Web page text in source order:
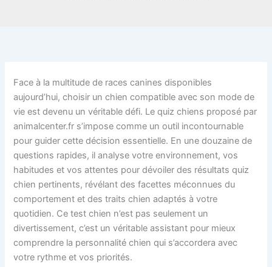
Face à la multitude de races canines disponibles
aujourd’hui, choisir un chien compatible avec son mode de
vie est devenu un véritable défi. Le quiz chiens proposé par
animalcenter.fr s’impose comme un outil incontournable
pour guider cette décision essentielle. En une douzaine de
questions rapides, il analyse votre environnement, vos
habitudes et vos attentes pour dévoiler des résultats quiz
chien pertinents, révélant des facettes méconnues du
comportement et des traits chien adaptés à votre
quotidien. Ce test chien n’est pas seulement un
divertissement, c’est un véritable assistant pour mieux
comprendre la personnalité chien qui s’accordera avec
votre rythme et vos priorités.